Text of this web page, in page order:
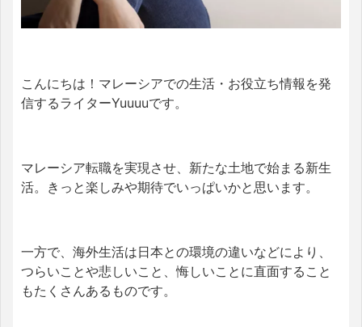
こんにちは！マレーシアでの生活・お役立ち情報を発
信するライターYuuuuです。
マレーシア転職を実現させ、新たな土地で始まる新生
活。きっと楽しみや期待でいっぱいかと思います。
一方で、海外生活は日本との環境の違いなどにより、
つらいことや悲しいこと、悔しいことに直面すること
もたくさんあるものです。